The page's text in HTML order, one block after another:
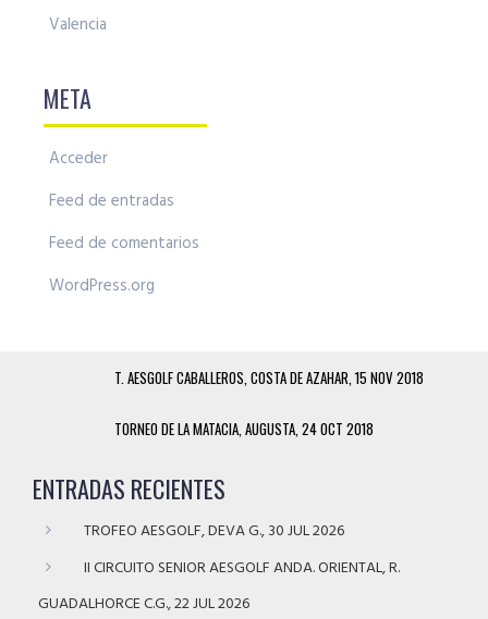
Valencia
META
Acceder
Feed de entradas
Feed de comentarios
WordPress.org
T. AESGOLF CABALLEROS, COSTA DE AZAHAR, 15 NOV 2018
TORNEO DE LA MATACIA, AUGUSTA, 24 OCT 2018
ENTRADAS RECIENTES
TROFEO AESGOLF, DEVA G., 30 JUL 2026
II CIRCUITO SENIOR AESGOLF ANDA. ORIENTAL, R.
GUADALHORCE C.G., 22 JUL 2026